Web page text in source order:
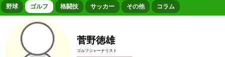
ボートレース 競輪 オートレース
野球 ゴルフ 格闘技 サッカー その他 コラム
菅野徳雄
ゴルフジャーナリスト